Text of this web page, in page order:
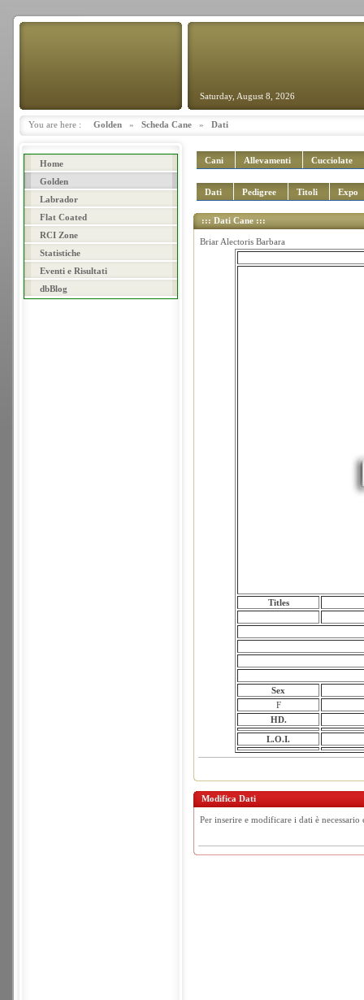
Saturday, August 8, 2026
You are here : Golden » Scheda Cane » Dati
Home
Golden
Labrador
Flat Coated
RCI Zone
Statistiche
Eventi e Risultati
dbBlog
Cani Allevamenti Cucciolate
Dati Pedigree Titoli Expo
::: Dati Cane :::
Briar Alectoris Barbara
Titles
Sex
F
HD.
L.O.I.
Modifica Dati
Per inserire e modificare i dati è necessario